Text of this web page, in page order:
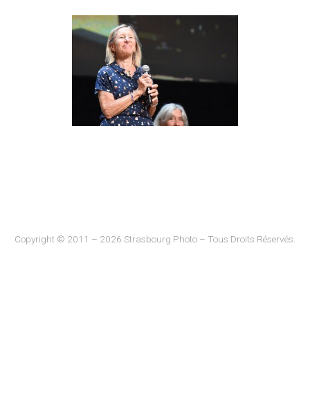
Copyright © 2011 – 2026 Strasbourg Photo – Tous Droits Réservés.